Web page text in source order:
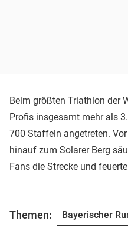
Beim größten Triathlon der
Profis insgesamt mehr als
700 Staffeln angetreten.
hinauf zum Solarer Berg
Fans die Strecke und
Themen: Bayerischer